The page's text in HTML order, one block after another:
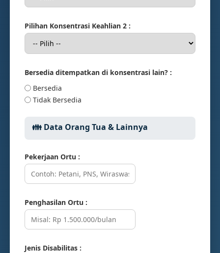
Pilihan Konsentrasi Keahlian 2 :
Bersedia ditempatkan di konsentrasi lain? :
Bersedia
Tidak Bersedia
👪 Data Orang Tua & Lainnya
Pekerjaan Ortu :
Penghasilan Ortu :
Jenis Disabilitas :